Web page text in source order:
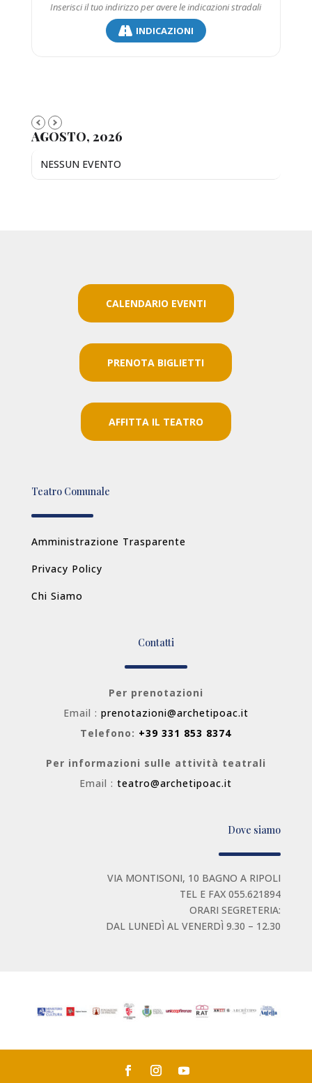
INDICAZIONI
AGOSTO, 2026
NESSUN EVENTO
CALENDARIO EVENTI
PRENOTA BIGLIETTI
AFFITTA IL TEATRO
Teatro Comunale
Amministrazione Trasparente
Privacy Policy
Chi Siamo
Contatti
Per prenotazioni
Email : prenotazioni@archetipoac.it
Telefono: +39 331 853 8374
Per informazioni sulle attività teatrali
Email :teatro@archetipoac.it
Dove siamo
VIA MONTISONI, 10 BAGNO A RIPOLI
TEL E FAX 055.621894
ORARI SEGRETERIA:
DAL LUNEDÌ AL VENERDÌ 9.30 – 12.30